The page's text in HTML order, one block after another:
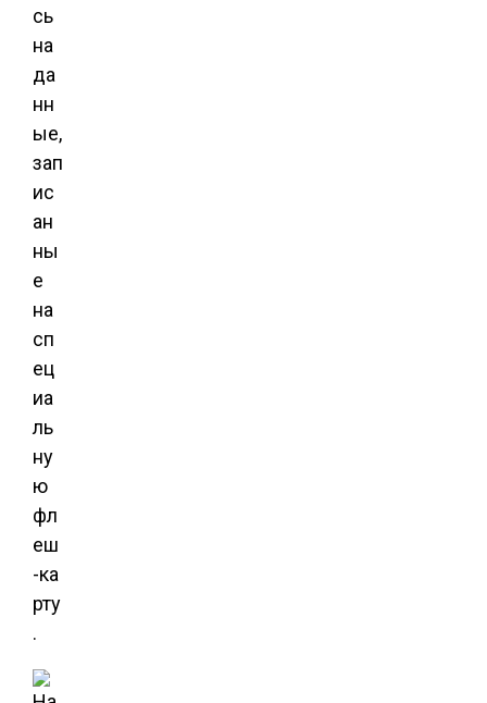
сь
на
да
нн
ые,
зап
ис
ан
ны
е
на
сп
ец
иа
ль
ну
ю
фл
еш
-ка
рту
.